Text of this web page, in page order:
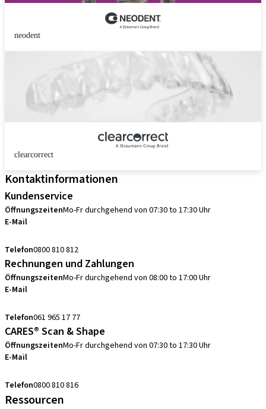
neodent
clearcorrect
Kontaktinformationen
Kundenservice
ÖffnungszeitenMo-Fr durchgehend von 07:30 to 17:30 Uhr
E-Mail
Telefon0800 810 812
Rechnungen und Zahlungen
ÖffnungszeitenMo-Fr durchgehend von 08:00 to 17:00 Uhr
E-Mail
Telefon061 965 17 77
CARES® Scan & Shape
ÖffnungszeitenMo-Fr durchgehend von 07:30 to 17:30 Uhr
E-Mail
Telefon0800 810 816
Ressourcen